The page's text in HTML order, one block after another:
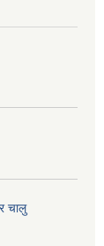
चालु